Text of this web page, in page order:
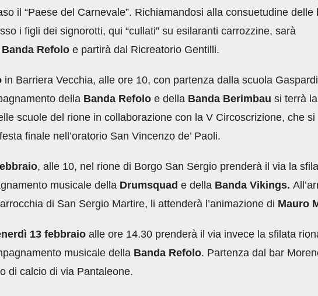
il “Paese del Carnevale”. Richiamandosi alla consuetudine delle
i figli dei signorotti, qui “cullati” su esilaranti carrozzine, sarà
Banda Refolo e partirà dal Ricreatorio Gentilli.
in Barriera Vecchia, alle ore 10, con partenza dalla scuola
della Banda Refolo e della Banda Berimbau si terrà la
scuole del rione in collaborazione con la V Circoscrizione, che si
finale nell’oratorio San Vincenzo de’ Paoli.
, alle 10, nel rione di Borgo San Sergio prenderà il via la
musicale della Drumsquad e della Banda Vikings.
di San Sergio Martire, li attenderà l’animazione di Mauro
13 febbraio alle ore 14.30 prenderà il via invece la sfilata
musicale della Banda Refolo. Partenza dal bar
di calcio di via Pantaleone.